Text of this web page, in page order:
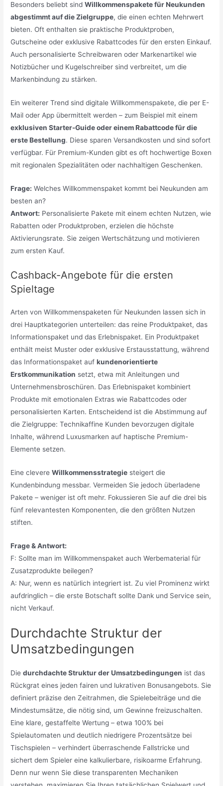
Besonders beliebt sindWillkommenspakete für Neukunden
abgestimmt auf die Zielgruppe, die einen echten Mehrwert
bieten. Oft enthalten sie praktische Produktproben,
Gutscheine oder exklusive Rabattcodes für den ersten Einkauf.
Auch personalisierte Schreibwaren oder Markenartikel wie
Notizbücher und Kugelschreiber sind verbreitet, um die
Markenbindung zu stärken.
Ein weiterer Trend sind digitale Willkommenspakete, die per E-
Mail oder App übermittelt werden – zum Beispiel mit einem
exklusiven Starter-Guide oder einem Rabattcode für die
erste Bestellung. Diese sparen Versandkosten und sind sofort
verfügbar. Für Premium-Kunden gibt es oft hochwertige Boxen
mit regionalen Spezialitäten oder nachhaltigen Geschenken.
Frage: Welches Willkommenspaket kommt bei Neukunden am
besten an?
Antwort: Personalisierte Pakete mit einem echten Nutzen, wie
Rabatten oder Produktproben, erzielen die höchste
Aktivierungsrate. Sie zeigen Wertschätzung und motivieren
zum ersten Kauf.
Cashback-Angebote für die ersten
Spieltage
Arten von Willkommenspaketen für Neukunden lassen sich in
drei Hauptkategorien unterteilen: das reine Produktpaket, das
Informationspaket und das Erlebnispaket. Ein Produktpaket
enthält meist Muster oder exklusive Erstausstattung, während
das Informationspaket aufkundenorientierte
Erstkommunikation setzt, etwa mit Anleitungen und
Unternehmensbroschüren. Das Erlebnispaket kombiniert
Produkte mit emotionalen Extras wie Rabattcodes oder
personalisierten Karten. Entscheidend ist die Abstimmung auf
die Zielgruppe: Technikaffine Kunden bevorzugen digitale
Inhalte, während Luxusmarken auf haptische Premium-
Elemente setzen.
Eine clevereWillkommensstrategie steigert die
Kundenbindung messbar. Vermeiden Sie jedoch überladene
Pakete – weniger ist oft mehr. Fokussieren Sie auf die drei bis
fünf relevantesten Komponenten, die den größten Nutzen
stiften.
Frage & Antwort:
F: Sollte man im Willkommenspaket auch Werbematerial für
Zusatzprodukte beilegen?
A: Nur, wenn es natürlich integriert ist. Zu viel Prominenz wirkt
aufdringlich – die erste Botschaft sollte Dank und Service sein,
nicht Verkauf.
Durchdachte Struktur der
Umsatzbedingungen
Diedurchdachte Struktur der Umsatzbedingungen ist das
Rückgrat eines jeden fairen und lukrativen Bonusangebots. Sie
definiert präzise den Zeitrahmen, die Spielebeiträge und die
Mindestumsätze, die nötig sind, um Gewinne freizuschalten.
Eine klare, gestaffelte Wertung – etwa 100% bei
Spielautomaten und deutlich niedrigere Prozentsätze bei
Tischspielen – verhindert überraschende Fallstricke und
sichert dem Spieler eine kalkulierbare, risikoarme Erfahrung.
Denn nur wenn Sie diese transparenten Mechaniken